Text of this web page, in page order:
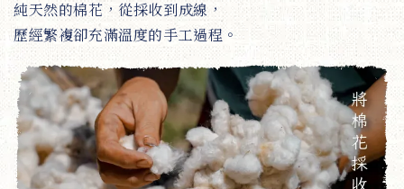
純天然的棉花，從採收到成線，
歷經繁複卻充滿溫度的手工過程。